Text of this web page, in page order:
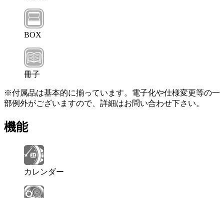
BOX
冊子
※付属品は基本的に揃っています。電子化や仕様変更等の一
部例外がございますので、詳細はお問い合わせ下さい。
機能
カレンダー